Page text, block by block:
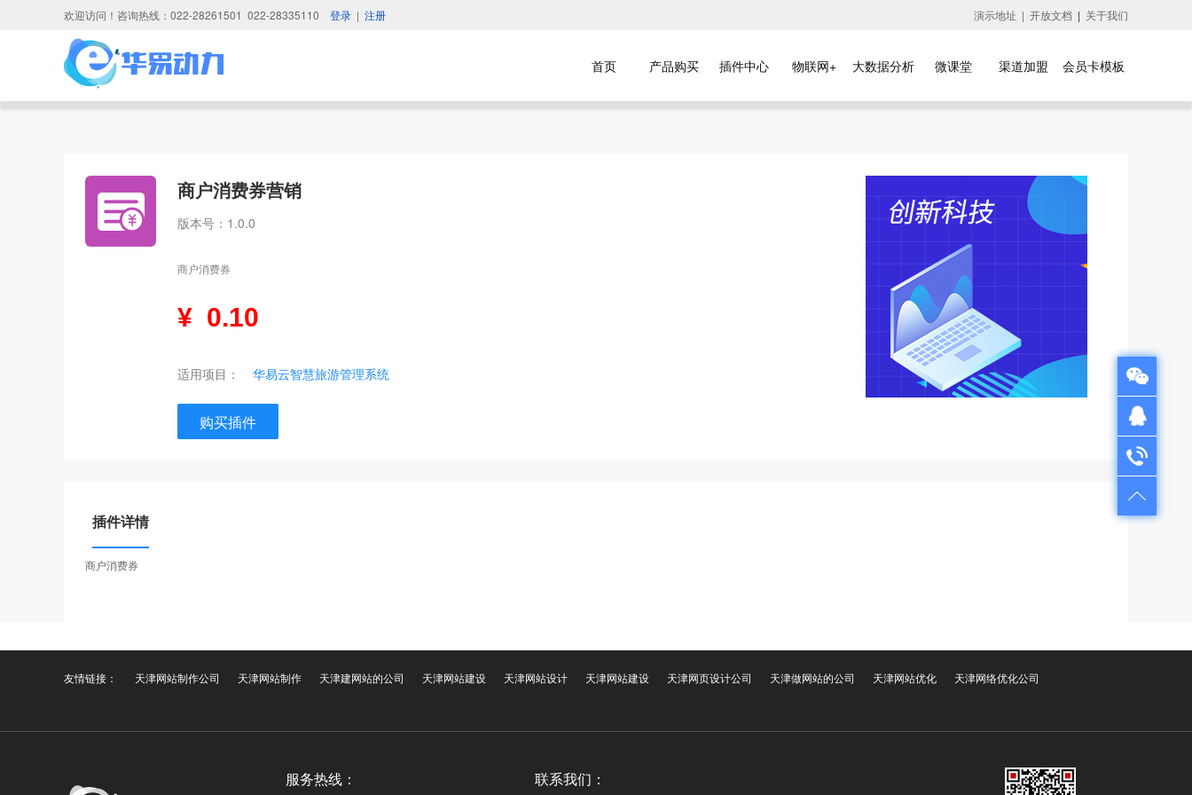
欢迎访问！咨询热线：022-28261501 022-28335110 登录 | 注册 开放文档 | 关于我们
演示地址 |
首页 产品购买 插件中心 物联网+ 大数据分析 微课堂 渠道加盟 会员卡模板
商户消费券营销
版本号：1.0.0
商户消费券
¥ 0.10
适用项目： 华易云智慧旅游管理系统
购买插件
插件详情
商户消费券
友情链接： 天津网站制作公司 天津网站制作 天津建网站的公司 天津网站建设 天津网站设计 天津网站建设 天津网页设计公司 天津做网站的公司 天津网站优化 天津网络优化公司
服务热线： 联系我们：